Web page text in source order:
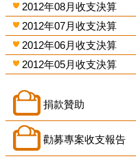
2012年08月收支決算
2012年07月收支決算
2012年06月收支決算
2012年05月收支決算
捐款贊助
勸募專案收支報告